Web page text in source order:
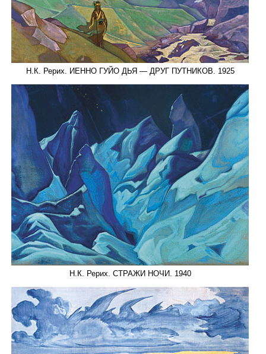
Н.К. Рерих. ИЕННО ГУЙО ДЬЯ — ДРУГ ПУТНИКОВ. 1925
Н.К. Рерих. СТРАЖИ НОЧИ. 1940